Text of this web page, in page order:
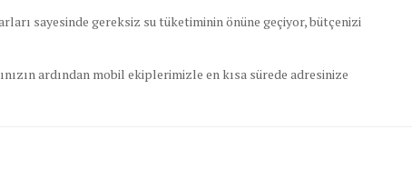
sayesinde gereksiz su tüketiminin önüne geçiyor, bütçenizi
ardından mobil ekiplerimizle en kısa sürede adresinize